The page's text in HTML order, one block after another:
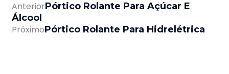
AnteriorPórtico Rolante Para Açúcar E
Álcool
PróximoPórtico Rolante Para Hidrelétrica